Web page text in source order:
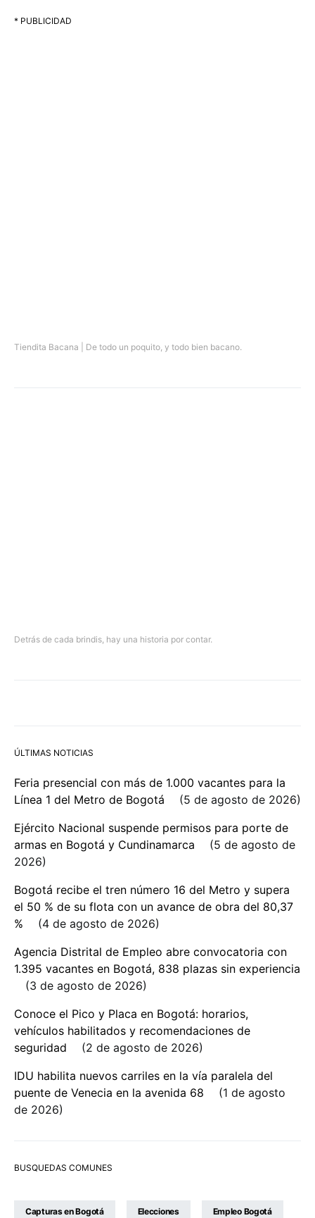
* PUBLICIDAD
Tiendita Bacana | De todo un poquito, y todo bien bacano.
Detrás de cada brindis, hay una historia por contar.
ÚLTIMAS NOTICIAS
Feria presencial con más de 1.000 vacantes para la
Línea 1 del Metro de Bogotá
5 de agosto de 2026
Ejército Nacional suspende permisos para porte de
armas en Bogotá y Cundinamarca
5 de agosto de
2026
Bogotá recibe el tren número 16 del Metro y supera
el 50 % de su flota con un avance de obra del 80,37
%
4 de agosto de 2026
Agencia Distrital de Empleo abre convocatoria con
1.395 vacantes en Bogotá, 838 plazas sin experiencia
3 de agosto de 2026
Conoce el Pico y Placa en Bogotá: horarios,
vehículos habilitados y recomendaciones de
seguridad
2 de agosto de 2026
IDU habilita nuevos carriles en la vía paralela del
puente de Venecia en la avenida 68
1 de agosto
de 2026
BUSQUEDAS COMUNES
Capturas en Bogotá Elecciones Empleo Bogotá